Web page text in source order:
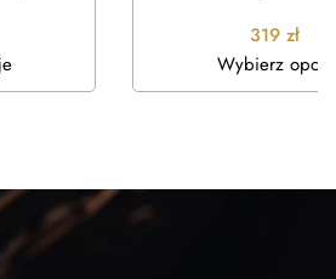
319 zł
Wybierz opcje